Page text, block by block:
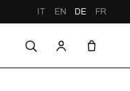
IT EN DE FR